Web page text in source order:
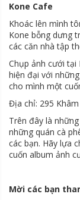
Kone Cafe
Khoác lên mình
Kone bỗng dưng
các căn nhà tập
Chụp ảnh cưới tại
hiện đại với
cho mình một
Địa chỉ: 295
Trên đây là
những quán cà
các bạn. Hãy lựa
cuốn album ảnh
Mời các bạn